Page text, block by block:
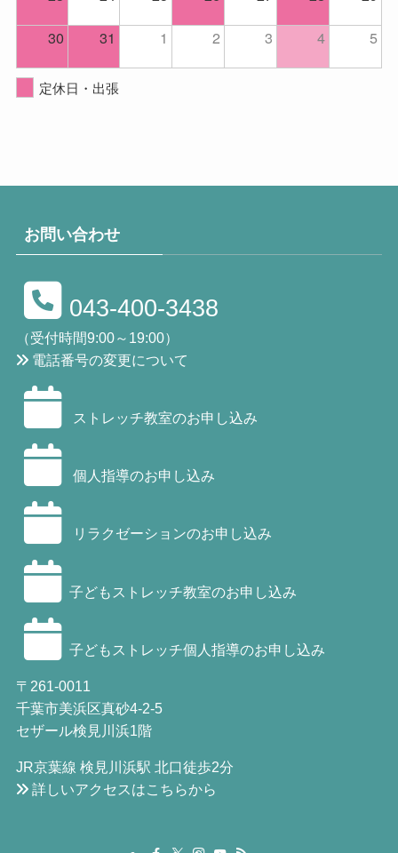
30
31 1 2 3 4 5
定休日・出張
お問い合わせ
043-400-3438
（受付時間9:00～19:00）
電話番号の変更について
ストレッチ教室のお申し込み
個人指導のお申し込み
リラクゼーションのお申し込み
子どもストレッチ教室のお申し込み
子どもストレッチ個人指導のお申し込み
〒261-0011
千葉市美浜区真砂4-2-5
セザール検見川浜1階
JR京葉線 検見川浜駅 北口徒歩2分
詳しいアクセスはこちらから